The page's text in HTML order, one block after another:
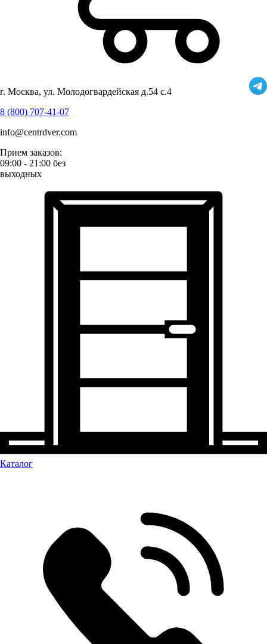
г. Москва, ул. Молодогвардейская д.54 с.4
8 (800) 707-41-07
info@centrdver.com
Прием заказов:
09:00 - 21:00 без
выходных
Каталог